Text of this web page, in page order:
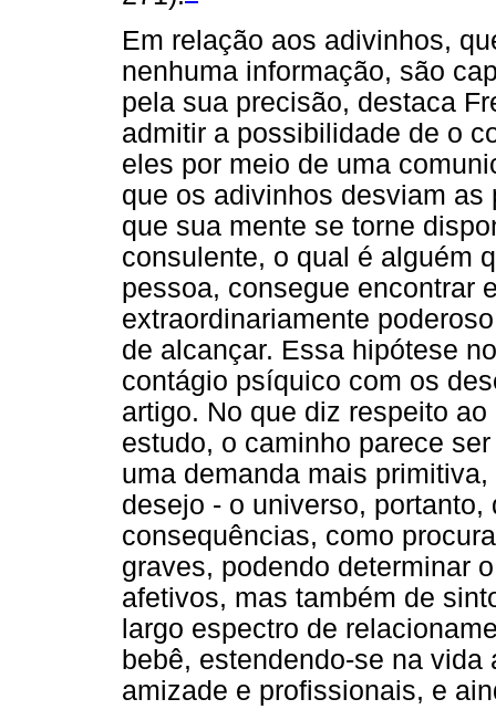
Em relação aos adivinhos,
nenhuma informação, são
pela sua precisão, destaca
admitir a possibilidade de o
eles por meio de uma
que os adivinhos desviam
que sua mente se torne
consulente, o qual é alguém
pessoa, consegue encontrar
extraordinariamente
de alcançar. Essa hipótese
contágio psíquico com os
artigo. No que diz respeito
estudo, o caminho parece
uma demanda mais
desejo - o universo,
consequências, como
graves, podendo determinar
afetivos, mas também de
largo espectro de
bebê, estendendo-se na
amizade e profissionais, e